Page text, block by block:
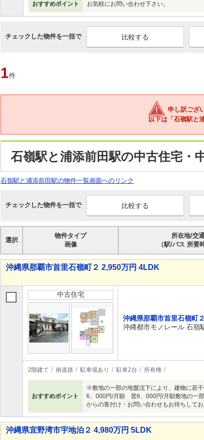
おすすめポイント お気軽にお問い合わせ下さい。
チェックした物件を一括で
1件
申し訳ござ
以下は「石嶺駅と
石嶺駅と浦添前田駅の中古住宅・
石嶺駅と浦添前田駅の物件一覧画面へのリンク
チェックした物件を一括で
選択
物件タイプ
画像
所在地/交
（駅/バス 所要
沖縄県那覇市首里石嶺町２ 2,950万円 4LDK
中古住宅
沖縄県那覇市首里石嶺町２
沖縄都市モノレール 石嶺
2階建て 南道路 駐車場あり 駐車2台 所有権
おすすめポイント
※敷地の一部の地盤沈下により、建物に若
6、000円/月額 普8、000円/月額敷地の一
からの客付け・お問い合わせもお待ちして
沖縄県宜野湾市宇地泊２ 4,980万円 5LDK